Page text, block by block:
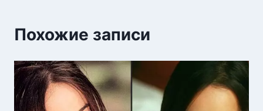
Похожие записи